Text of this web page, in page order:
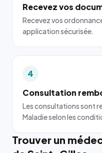
Recevez vos
Recevez vos
application sécurisée.
4
Consultation
Les consultations sont
Maladie selon les
Trouver un